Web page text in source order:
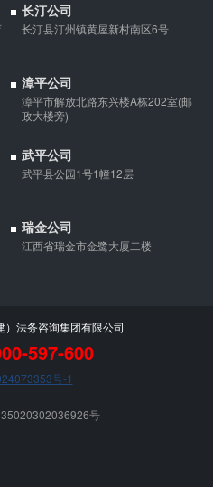
长汀公司
长汀县汀州镇黄屋新村南区6号
漳平公司
漳平市解放北路东兴楼A栋202室(邮
政大楼旁)
武平公司
武平县公园1号1幢12层
瑞金公司
江西省瑞金市金鹭大厦二楼
）法务咨询集团有限公司
597-600
号-1
号